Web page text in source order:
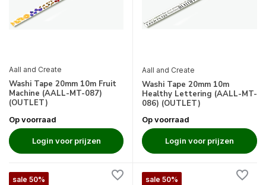
Aall and Create
Washi Tape 20mm 10m Fruit
Machine (AALL-MT-087)
(OUTLET)
Op voorraad
Login voor prijzen
Aall and Create
Washi Tape 20mm 10m
Healthy Lettering (AALL-MT-
086) (OUTLET)
Op voorraad
Login voor prijzen
sale 50% sale 50%